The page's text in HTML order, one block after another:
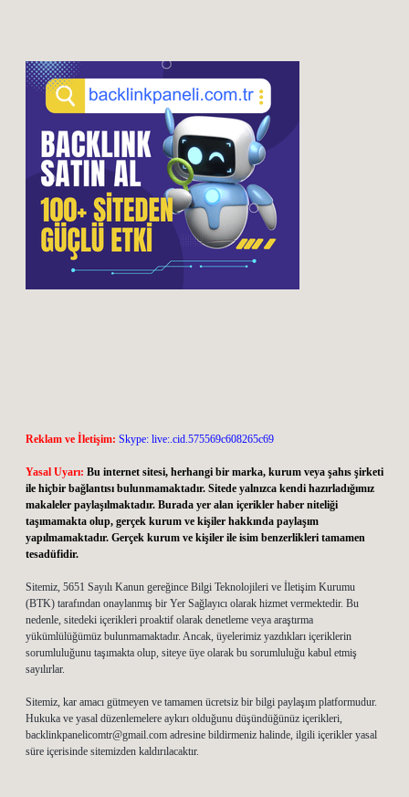
Reklam ve İletişim: Skype: live:.cid.575569c608265c69
Yasal Uyarı: Bu internet sitesi, herhangi bir marka, kurum veya şahıs şirketi
ile hiçbir bağlantısı bulunmamaktadır. Sitede yalnızca kendi hazırladığımız
makaleler paylaşılmaktadır. Burada yer alan içerikler haber niteliği
taşımamakta olup, gerçek kurum ve kişiler hakkında paylaşım
yapılmamaktadır. Gerçek kurum ve kişiler ile isim benzerlikleri tamamen
tesadüfidir.
Sitemiz, 5651 Sayılı Kanun gereğince Bilgi Teknolojileri ve İletişim Kurumu
(BTK) tarafından onaylanmış bir Yer Sağlayıcı olarak hizmet vermektedir. Bu
nedenle, sitedeki içerikleri proaktif olarak denetleme veya araştırma
yükümlülüğümüz bulunmamaktadır. Ancak, üyelerimiz yazdıkları içeriklerin
sorumluluğunu taşımakta olup, siteye üye olarak bu sorumluluğu kabul etmiş
sayılırlar.
Sitemiz, kar amacı gütmeyen ve tamamen ücretsiz bir bilgi paylaşım platformudur.
Hukuka ve yasal düzenlemelere aykırı olduğunu düşündüğünüz içerikleri,
backlinkpanelicomtr@gmail.com adresine bildirmeniz halinde, ilgili içerikler yasal
süre içerisinde sitemizden kaldırılacaktır.